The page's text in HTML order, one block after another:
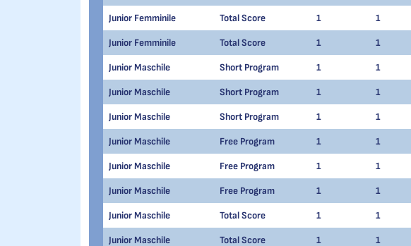
Junior Femminile Total Score 1 1
Junior Femminile Total Score 1 1
Junior Maschile Short Program 1 1
Junior Maschile Short Program 1 1
Junior Maschile Short Program 1 1
Junior Maschile Free Program 1 1
Junior Maschile Free Program 1 1
Junior Maschile Free Program 1 1
Junior Maschile Total Score 1 1
Junior Maschile Total Score 1 1